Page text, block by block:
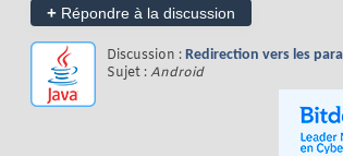
+ Répondre à la discussion
Discussion : Redirection vers les
Sujet :Android